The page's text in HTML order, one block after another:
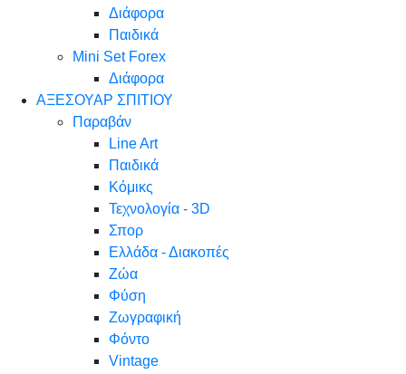
Διάφορα
Παιδικά
Mini Set Forex
Διάφορα
ΑΞΕΣΟΥΑΡ ΣΠΙΤΙΟΥ
Παραβάν
Line Art
Παιδικά
Κόμικς
Τεχνολογία - 3D
Σπορ
Ελλάδα - Διακοπές
Ζώα
Φύση
Ζωγραφική
Φόντο
Vintage